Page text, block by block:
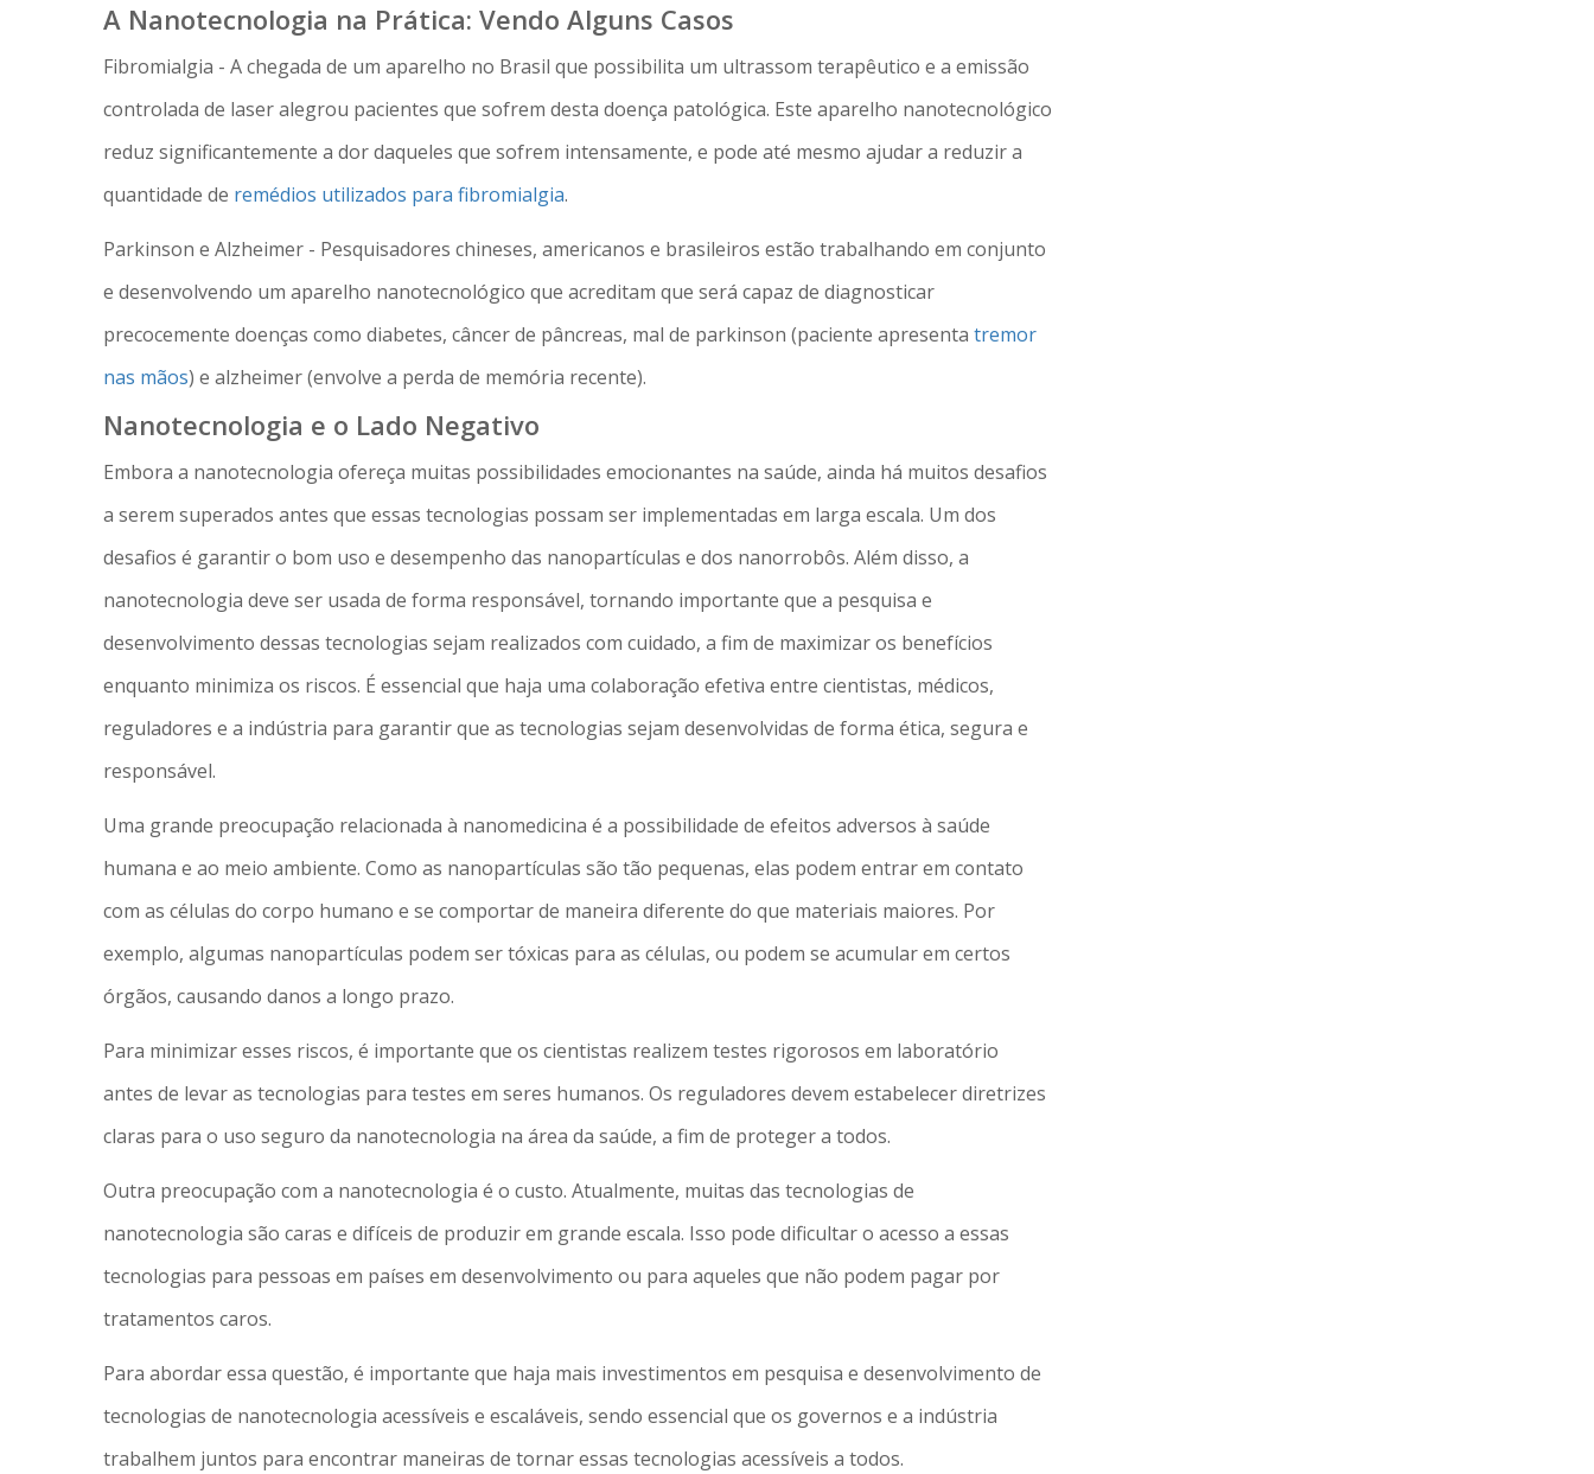
A Nanotecnologia na Prática: Vendo Alguns Casos
Fibromialgia - A chegada de um aparelho no Brasil que possibilita um ultrassom terapêutico e a emissão
controlada de laser alegrou pacientes que sofrem desta doença patológica. Este aparelho nanotecnológico
reduz significantemente a dor daqueles que sofrem intensamente, e pode até mesmo ajudar a reduzir a
quantidade de remédios utilizados para fibromialgia.
Parkinson e Alzheimer - Pesquisadores chineses, americanos e brasileiros estão trabalhando em conjunto
e desenvolvendo um aparelho nanotecnológico que acreditam que será capaz de diagnosticar
precocemente doenças como diabetes, câncer de pâncreas, mal de parkinson (paciente apresenta tremor
nas mãos) e alzheimer (envolve a perda de memória recente).
Nanotecnologia e o Lado Negativo
Embora a nanotecnologia ofereça muitas possibilidades emocionantes na saúde, ainda há muitos desafios
a serem superados antes que essas tecnologias possam ser implementadas em larga escala. Um dos
desafios é garantir o bom uso e desempenho das nanopartículas e dos nanorrobôs. Além disso, a
nanotecnologia deve ser usada de forma responsável, tornando importante que a pesquisa e
desenvolvimento dessas tecnologias sejam realizados com cuidado, a fim de maximizar os benefícios
enquanto minimiza os riscos. É essencial que haja uma colaboração efetiva entre cientistas, médicos,
reguladores e a indústria para garantir que as tecnologias sejam desenvolvidas de forma ética, segura e
responsável.
Uma grande preocupação relacionada à nanomedicina é a possibilidade de efeitos adversos à saúde
humana e ao meio ambiente. Como as nanopartículas são tão pequenas, elas podem entrar em contato
com as células do corpo humano e se comportar de maneira diferente do que materiais maiores. Por
exemplo, algumas nanopartículas podem ser tóxicas para as células, ou podem se acumular em certos
órgãos, causando danos a longo prazo.
Para minimizar esses riscos, é importante que os cientistas realizem testes rigorosos em laboratório
antes de levar as tecnologias para testes em seres humanos. Os reguladores devem estabelecer diretrizes
claras para o uso seguro da nanotecnologia na área da saúde, a fim de proteger a todos.
Outra preocupação com a nanotecnologia é o custo. Atualmente, muitas das tecnologias de
nanotecnologia são caras e difíceis de produzir em grande escala. Isso pode dificultar o acesso a essas
tecnologias para pessoas em países em desenvolvimento ou para aqueles que não podem pagar por
tratamentos caros.
Para abordar essa questão, é importante que haja mais investimentos em pesquisa e desenvolvimento de
tecnologias de nanotecnologia acessíveis e escaláveis, sendo essencial que os governos e a indústria
trabalhem juntos para encontrar maneiras de tornar essas tecnologias acessíveis a todos.